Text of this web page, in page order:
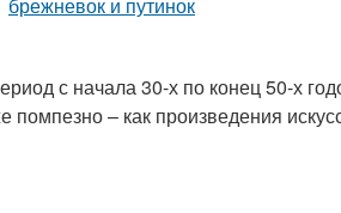
с начала 30-х по конец 50-х
– как произведения